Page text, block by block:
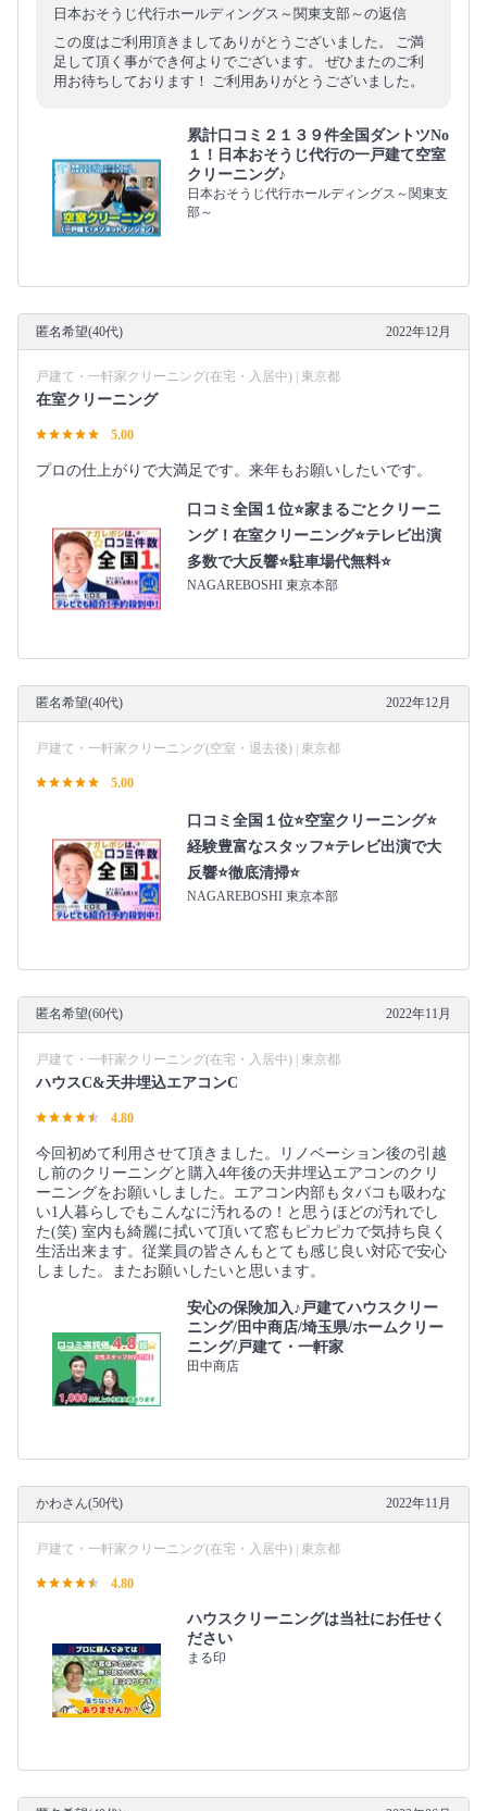
日本おそうじ代行ホールディングス～関東支部～の返信
この度はご利用頂きましてありがとうございました。 ご満
足して頂く事ができ何よりでございます。 ぜひまたのご利
用お待ちしております！ ご利用ありがとうございました。
累計口コミ２１３９件全国ダントツNo
１！日本おそうじ代行の一戸建て空室
クリーニング♪
日本おそうじ代行ホールディングス～関東支
部～
匿名希望(40代) 2022年12月
戸建て・一軒家クリーニング(在宅・入居中) | 東京都
在室クリーニング
5.00
プロの仕上がりで大満足です。来年もお願いしたいです。
口コミ全国１位⭐家まるごとクリーニ
ング！在室クリーニング⭐テレビ出演
多数で大反響⭐駐車場代無料⭐
NAGAREBOSHI 東京本部
匿名希望(40代) 2022年12月
戸建て・一軒家クリーニング(空室・退去後) | 東京都
5.00
口コミ全国１位⭐空室クリーニング⭐
経験豊富なスタッフ⭐テレビ出演で大
反響⭐徹底清掃⭐
NAGAREBOSHI 東京本部
匿名希望(60代) 2022年11月
戸建て・一軒家クリーニング(在宅・入居中) | 東京都
ハウスC&天井埋込エアコンC
4.80
今回初めて利用させて頂きました。リノベーション後の引越
し前のクリーニングと購入4年後の天井埋込エアコンのクリ
ーニングをお願いしました。エアコン内部もタバコも吸わな
い1人暮らしでもこんなに汚れるの！と思うほどの汚れでし
た(笑) 室内も綺麗に拭いて頂いて窓もピカピカで気持ち良く
生活出来ます。従業員の皆さんもとても感じ良い対応で安心
しました。またお願いしたいと思います。
安心の保険加入♪戸建てハウスクリー
ニング/田中商店/埼玉県/ホームクリー
ニング/戸建て・一軒家
田中商店
かわさん(50代) 2022年11月
戸建て・一軒家クリーニング(在宅・入居中) | 東京都
4.80
ハウスクリーニングは当社にお任せく
ださい
まる印